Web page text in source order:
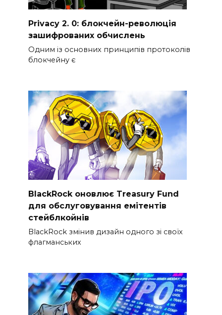
Privacy 2. 0: блокчейн-революція
зашифрованих обчислень
Одним із основних принципів протоколів
блокчейну є
BlackRock оновлює Treasury Fund
для обслуговування емітентів
стейблкойнів
BlackRock змінив дизайн одного зі своїх
флагманських